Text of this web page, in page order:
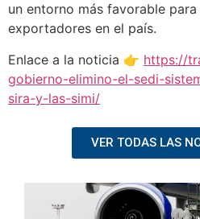
un entorno más favorable
exportadores en el país.
Enlace a la noticia 👉 https://
gobierno-elimino-el-sedi-
sira-y-las-simi/
VER TODAS LAS